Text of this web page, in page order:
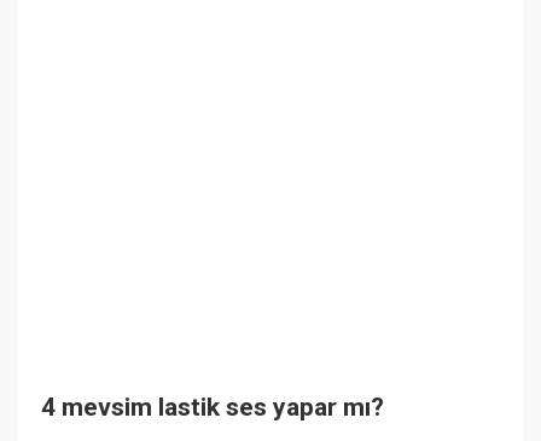
4 mevsim lastik ses yapar mı?